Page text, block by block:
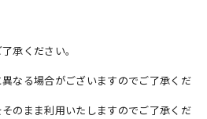
承ください。
なる場合がございますのでご了承くだ
のまま利用いたしますのでご了承くだ